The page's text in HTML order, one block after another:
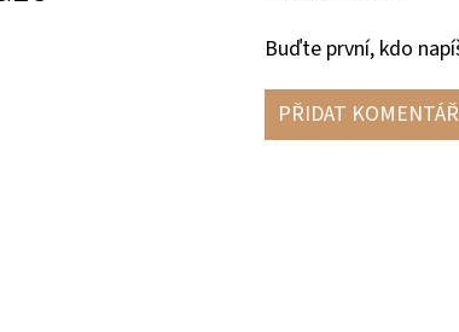
Buďte první, kdo
PŘIDAT KOMENTÁŘ